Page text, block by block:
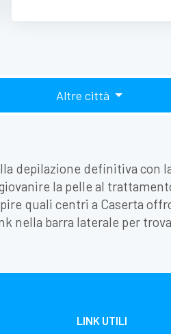
Altre città
depilazione definitiva con
la pelle al
quali centri a Caserta
nella barra laterale per
LINK UTILI